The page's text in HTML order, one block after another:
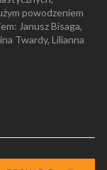
powodzeniem
Janusz Bisaga,
Twardy, Lilianna